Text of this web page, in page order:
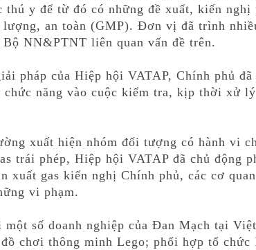
y để từ đó có những đề xuất, kiến nghị
lượng, an toàn (GMP). Đơn vị đã trình
NN&PTNT liên quan vấn đề trên.
pháp của Hiệp hội VATAP, Chính phủ đã
chức năng vào cuộc kiểm tra, kịp thời xử
xuất hiện nhóm đối tượng có hành vi
trái phép, Hiệp hội VATAP đã chủ động
xuất gas kiến nghị Chính phủ, các cơ
vi phạm.
số doanh nghiệp của Đan Mạch tại
chơi thông minh Lego; phối hợp tổ chức